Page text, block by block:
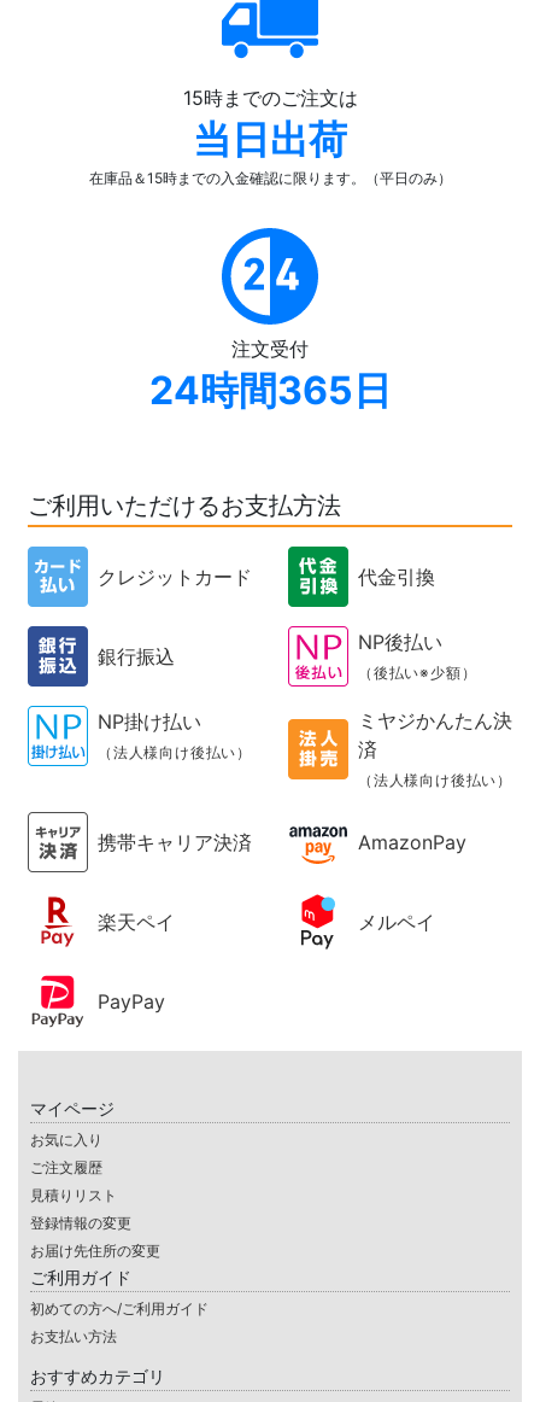
15時までのご注文は
当日出荷
在庫品＆15時までの入金確認に限ります。（平日のみ）
注文受付
24時間365日
ご利用いただけるお支払方法
クレジットカード 代金引換
銀行振込
NP後払い
（後払い※少額）
NP掛け払い
（法人様向け後払い）
ミヤジかんたん決
済
（法人様向け後払い）
携帯キャリア決済 AmazonPay
楽天ペイ メルペイ
PayPay
マイページ
お気に入り
ご注文履歴
見積りリスト
登録情報の変更
お届け先住所の変更
ご利用ガイド
初めての方へ/ご利用ガイド
お支払い方法
おすすめカテゴリ